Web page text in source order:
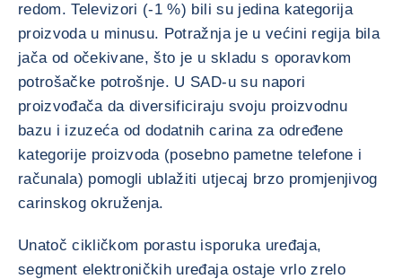
redom. Televizori (-1 %) bili su jedina kategorija
proizvoda u minusu. Potražnja je u većini regija bila
jača od očekivane, što je u skladu s oporavkom
potrošačke potrošnje. U SAD-u su napori
proizvođača da diversificiraju svoju proizvodnu
bazu i izuzeća od dodatnih carina za određene
kategorije proizvoda (posebno pametne telefone i
računala) pomogli ublažiti utjecaj brzo promjenjivog
carinskog okruženja.
Unatoč cikličkom porastu isporuka uređaja,
segment elektroničkih uređaja ostaje vrlo zrelo